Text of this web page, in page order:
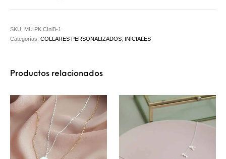
SKU: MU.PK.CIniB-1
Categorías:COLLARES PERSONALIZADOS INICIALES
Productos relacionados